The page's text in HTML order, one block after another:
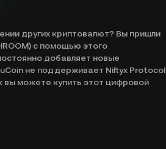
других криптовалют? Вы пришли
с помощью этого
добавляет новые
не поддерживает Niftyx Protocol
вы можете купить этот цифровой